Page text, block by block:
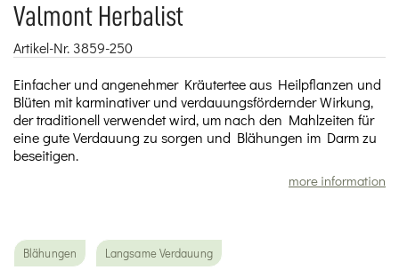
Valmont Herbalist
Artikel-Nr. 3859-250
Einfacher und angenehmer Kräutertee aus Heilpflanzen und
Blüten mit karminativer und verdauungsfördernder Wirkung,
der traditionell verwendet wird, um nach den Mahlzeiten für
eine gute Verdauung zu sorgen und Blähungen im Darm zu
beseitigen.
more information
Blähungen Langsame Verdauung